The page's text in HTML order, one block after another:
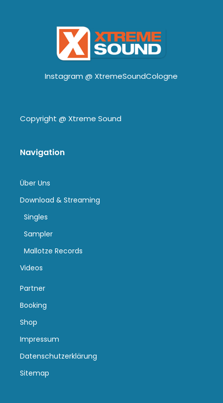
Instagram @ XtremeSoundCologne
Copyright @ Xtreme Sound
Navigation
Über Uns
Download & Streaming
Singles
Sampler
Mallotze Records
Videos
Partner
Booking
Shop
Impressum
Datenschutzerklärung
Sitemap